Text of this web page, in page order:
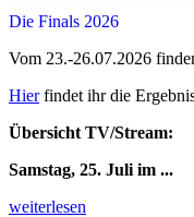
Die Finals 2026
Vom 23.-26.07.2026
Hierfindet ihr die
Übersicht TV/Stream:
Samstag, 25. Juli im ...
weiterlesen